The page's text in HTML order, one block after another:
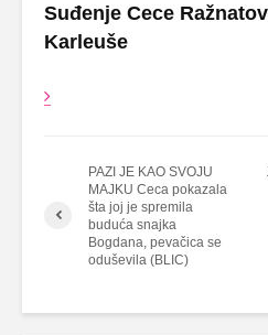
Suđenje Cece
Karleuše
PAZI JE KAO SVOJU
MAJKU Ceca pokazala
šta joj je spremila
buduća snajka
Bogdana, pevačica se
oduševila (BLIC)